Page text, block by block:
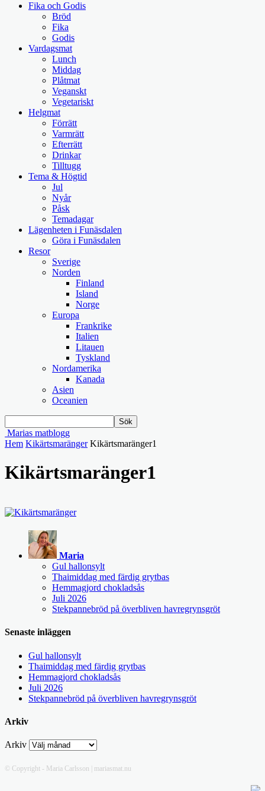
Fika och Godis
Bröd
Fika
Godis
Vardagsmat
Lunch
Middag
Plåtmat
Veganskt
Vegetariskt
Helgmat
Förrätt
Varmrätt
Efterrätt
Drinkar
Tilltugg
Tema & Högtid
Jul
Nyår
Påsk
Temadagar
Lägenheten i Funäsdalen
Göra i Funäsdalen
Resor
Sverige
Norden
Finland
Island
Norge
Europa
Frankrike
Italien
Litauen
Tyskland
Nordamerika
Kanada
Asien
Oceanien
Marias matblogg
Hem Kikärtsmaränger Kikärtsmaränger1
Kikärtsmaränger1
Maria
Gul hallonsylt
Thaimiddag med färdig grytbas
Hemmagjord chokladsås
Juli 2026
Stekpannebröd på överbliven havregrynsgröt
Senaste inläggen
Gul hallonsylt
Thaimiddag med färdig grytbas
Hemmagjord chokladsås
Juli 2026
Stekpannebröd på överbliven havregrynsgröt
Arkiv
Arkiv
© Copyright - Maria Carlsson | mariasmat.nu